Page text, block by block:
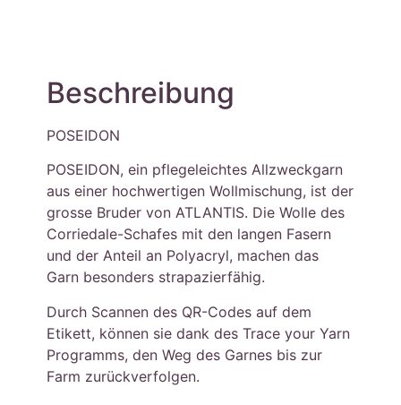
Beschreibung
POSEIDON
POSEIDON, ein pflegeleichtes Allzweckgarn
aus einer hochwertigen Wollmischung, ist der
grosse Bruder von ATLANTIS. Die Wolle des
Corriedale-Schafes mit den langen Fasern
und der Anteil an Polyacryl, machen das
Garn besonders strapazierfähig.
Durch Scannen des QR-Codes auf dem
Etikett, können sie dank des Trace your Yarn
Programms, den Weg des Garnes bis zur
Farm zurückverfolgen.